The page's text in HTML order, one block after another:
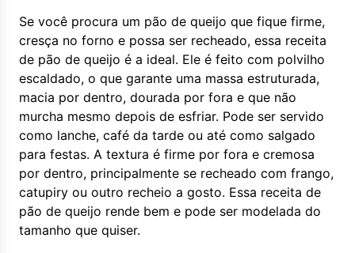
Se você procura um pão de queijo que fique firme,
cresça no forno e possa ser recheado, essa receita
de pão de queijo é a ideal. Ele é feito com polvilho
escaldado, o que garante uma massa estruturada,
macia por dentro, dourada por fora e que não
murcha mesmo depois de esfriar. Pode ser servido
como lanche, café da tarde ou até como salgado
para festas. A textura é firme por fora e cremosa
por dentro, principalmente se recheado com frango,
catupiry ou outro recheio a gosto. Essa receita de
pão de queijo rende bem e pode ser modelada do
tamanho que quiser.